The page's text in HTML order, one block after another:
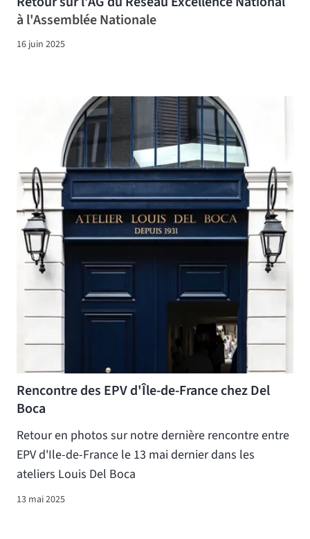
à l'Assemblée Nationale
16 juin 2025
Rencontre des EPV d'Île-de-France chez Del
Boca
Retour en photos sur notre dernière rencontre entre
EPV d'Ile-de-France le 13 mai dernier dans les
ateliers Louis Del Boca
13 mai 2025